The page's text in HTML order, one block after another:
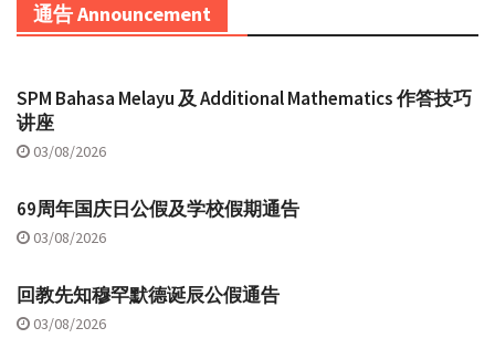
通告 Announcement
SPM Bahasa Melayu 及 Additional Mathematics 作答技巧
讲座
03/08/2026
69周年国庆日公假及学校假期通告
03/08/2026
回教先知穆罕默德诞辰公假通告
03/08/2026